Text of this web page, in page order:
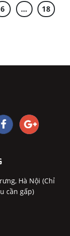
6 … 18
Hà Nội (Chỉ
cần gấp)